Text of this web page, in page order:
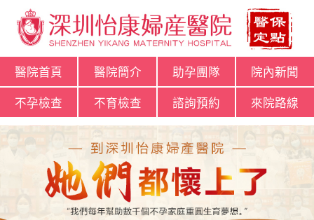
醫院首頁 醫院簡介 助孕團隊 院內新聞
不孕檢查 不育檢查 諮詢預約 來院路線